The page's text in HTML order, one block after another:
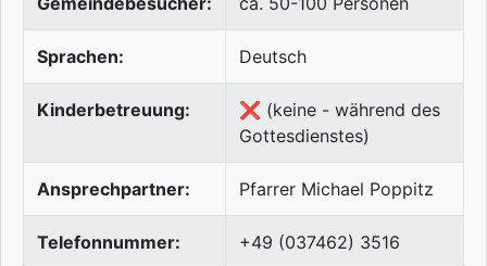
Sprachen: Deutsch
Kinderbetreuung:
❌ (keine - während des
Gottesdienstes)
Ansprechpartner: Pfarrer Michael Poppitz
Telefonnummer: +49 (037462) 3516